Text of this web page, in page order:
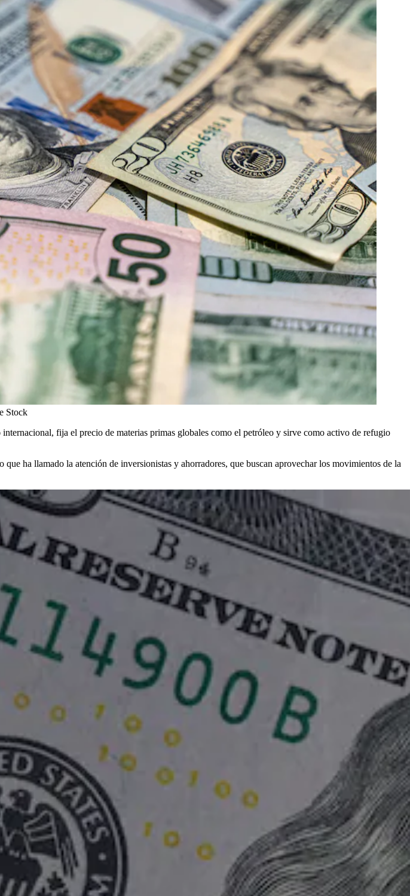
Stock
fija el precio de materias primas globales como el petróleo y sirve como activo de refugio
ha llamado la atención de inversionistas y ahorradores, que buscan aprovechar los movimientos de la